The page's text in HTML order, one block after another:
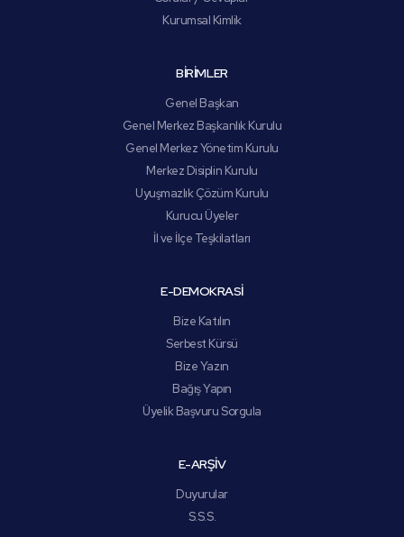
Kurumsal Kimlik
BİRİMLER
Genel Başkan
Genel Merkez Başkanlık Kurulu
Genel Merkez Yönetim Kurulu
Merkez Disiplin Kurulu
Uyuşmazlık Çözüm Kurulu
Kurucu Üyeler
İl ve İlçe Teşkilatları
E-DEMOKRASİ
Bize Katılın
Serbest Kürsü
Bize Yazın
Bağış Yapın
Üyelik Başvuru Sorgula
E-ARŞİV
Duyurular
S.S.S.